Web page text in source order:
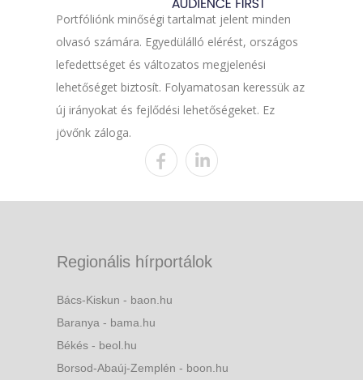
Portfóliónk minőségi tartalmat jelent minden
olvasó számára. Egyedülálló elérést, országos
lefedettséget és változatos megjelenési
lehetőséget biztosít. Folyamatosan keressük az
új irányokat és fejlődési lehetőségeket. Ez
jövőnk záloga.
Regionális hírportálok
Bács-Kiskun - baon.hu
Baranya - bama.hu
Békés - beol.hu
Borsod-Abaúj-Zemplén - boon.hu